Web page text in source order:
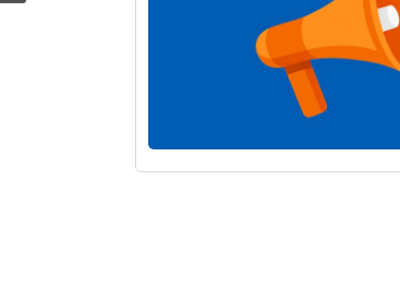
garantizar una
vendimia de
7 de agosto de 2026